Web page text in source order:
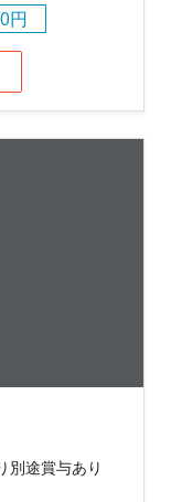
円
別途賞与あり